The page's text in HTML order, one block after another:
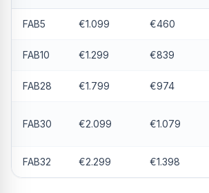
FAB5 €1.099 €460
FAB10 €1.299 €839
FAB28 €1.799 €974
FAB30 €2.099 €1.079
FAB32 €2.299 €1.398